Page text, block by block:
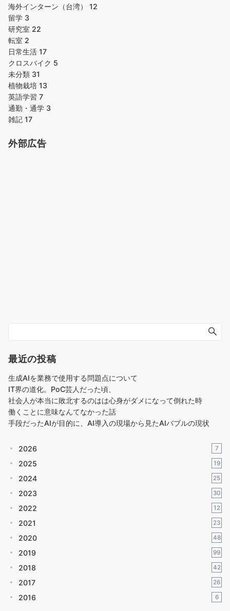
海外インターン（台湾） 12
留学 3
研究室 22
転室 2
日常生活 17
クロスバイク 5
未分類 31
植物栽培 13
英語学習 7
通勤・通学 3
雑記 17
外部広告
最近の投稿
生成AIを業務で使用する問題点について
IT界の道化。PoC芸人だった頃、
社会人が本当に敗北するのはは心身がダメになって倒れた時
働くことに意味なんてなかった話
手段だったAIが目的に、AI導入の現場から見たAIバブルの現状
2026 7
2025 19
2024 25
2023 30
2022 12
2021 23
2020 48
2019 99
2018 42
2017 26
2016 6